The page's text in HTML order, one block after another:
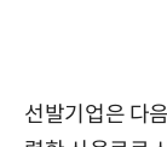
선발기업은 다